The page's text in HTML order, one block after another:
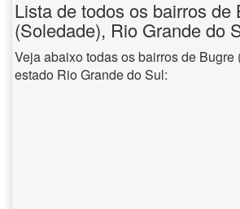
Lista de todos os bairros de
(Soledade), Rio Grande do
Veja abaixo todas os bairros de Bugre
estado Rio Grande do Sul: